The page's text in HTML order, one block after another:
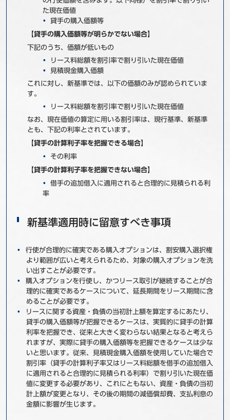
た現在価値
貸手の購入価額等
【貸手の購入価額等が明らかでない場合】
下記のうち、価額が低いもの
リース料総額を割引率で割り引いた現在価値
見積現金購入価額
これに対し、新基準では、以下の価額のみが認められていま
す。
リース料総額を割引率で割り引いた現在価値
なお、現在価値の算定に用いる割引率は、現行基準、新基準
とも、下記の利率とされています。
【貸手の計算利子率を把握できる場合】
その利率
【貸手の計算利子率を把握できない場合】
借手の追加借入に適用されると合理的に見積られる利
率
新基準適用時に留意すべき事項
行使が合理的に確実である購入オプションは、割安購入選択権
より範囲が広いと考えられるため、対象の購入オプションを洗
い出すことが必要です。
購入オプションを行使し、かつリース取引が継続することが合
理的に確実であるケースについて、延長期間をリース期間に含
めることが必要です。
リースに関する資産・負債の当初計上額を算定するにあたり、
貸手の購入価額等が把握できるケースは、実質的に貸手の計算
利率を把握でき、従来と大きく変わらない結果となると考えら
れますが、実際に貸手の購入価額等を把握できるケースは少な
いと思います。従来、見積現金購入価額を使用していた場合で
割引率（貸手の計算利子率又はリース料総額を借手の追加借入
に適用されると合理的に見積られる利率）で割り引いた現在価
値に変更する必要があり、これにともない、資産・負債の当初
計上額が変更となり、その後の期間の減価償却費、支払利息の
金額に影響が生じます。